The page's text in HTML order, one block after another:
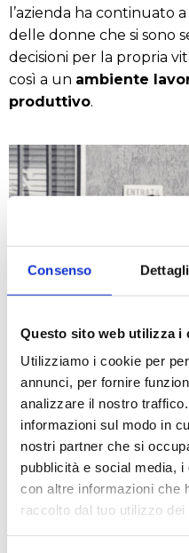
Consenso Dettagli
Questo sito web utilizza i
Utilizziamo i cookie per
annunci, per fornire
analizzare il nostro
informazioni sul modo in
nostri partner che si
pubblicità e social media,
con altre informazioni che
raccolto dal tuo utilizzo
l’azienda ha continuato
delle donne che si sono
decisioni per la propria
così a un ambiente
produttivo.